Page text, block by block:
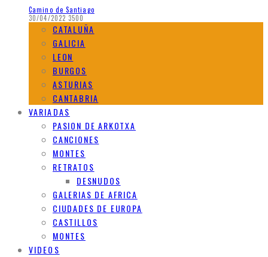
Camino de Santiago
30/04/2022 3500
CATALUÑA
GALICIA
LEON
BURGOS
ASTURIAS
CANTABRIA
VARIADAS
PASION DE ARKOTXA
CANCIONES
MONTES
RETRATOS
DESNUDOS
GALERIAS DE AFRICA
CIUDADES DE EUROPA
CASTILLOS
MONTES
VIDEOS